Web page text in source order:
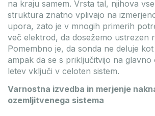
na kraju samem. Vrsta tal, njihova
struktura znatno vplivajo na
upora, zato je v mnogih primerih
več elektrod, da dosežemo ustrezen
Pomembno je, da sonda ne deluje
ampak da se s priključitvijo na glavno
letev vključi v celoten sistem.
Varnostna izvedba in merjenje
ozemljitvenega sistema